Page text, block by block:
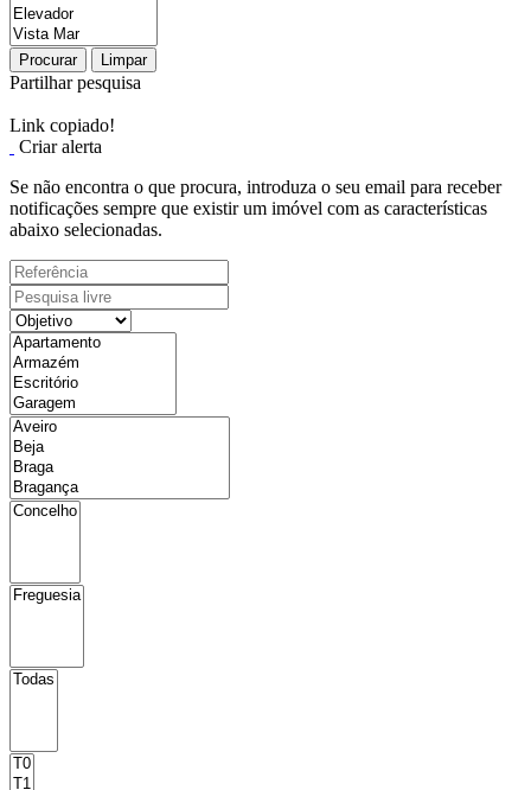
Procurar Limpar
Partilhar pesquisa
Link copiado!
Criar alerta
Se não encontra o que procura, introduza o seu email para receber
notificações sempre que existir um imóvel com as características
abaixo selecionadas.